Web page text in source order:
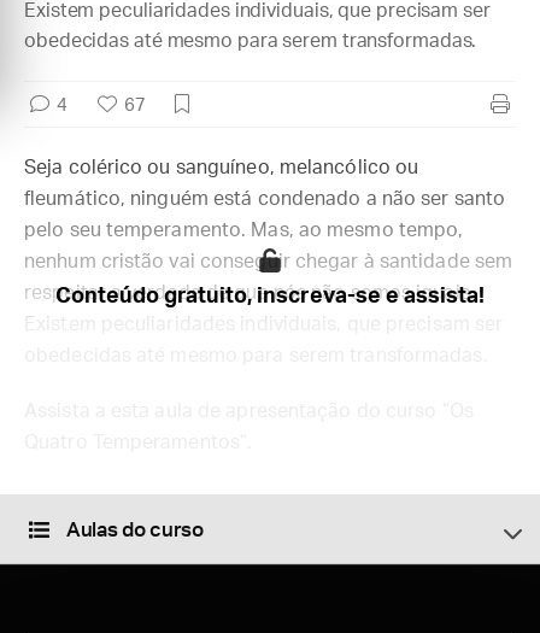
Existem peculiaridades individuais, que precisam ser
obedecidas até mesmo para serem transformadas.
4 67
Seja colérico ou sanguíneo, melancólico ou
fleumático, ninguém está condenado a não ser santo
pelo seu temperamento. Mas, ao mesmo tempo,
nenhum cristão vai conseguir chegar à santidade sem
respeitar a verdade de que nós não somos iguais.
Existem peculiaridades individuais, que precisam ser
Conteúdo gratuito, inscreva-se e assista!
Aulas do curso